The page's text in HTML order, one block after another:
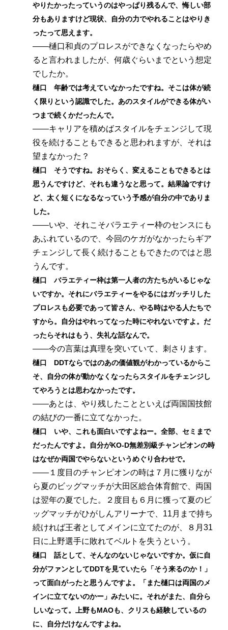
やりたかったっていうのはやっぱり残るんで、悔しい部
分もありますけど現状、自分の力でやれることはやりき
ったって思えます。
――樋口和貞のプロレスができなくなったらやめ
ると言われましたが、何歳ぐらいまでという想定
でしたか。
樋口 年齢では考えていなかったですね。そこは体が続
く限りという認識でした。あのスタイルができる体がい
つまで続くかだったんで。
――キャリアを積めばスタイルをチェンジして現
役を続けることもできると思われますが、それは
望まなかった？
樋口 そうですね。おそらく、変えることもできるとは
思うんですけど、それも違うなと思って。結果論ですけ
ど、太く短くになるなっていう予感が自分の中でありま
した。
――いや、それこそバラエティー枠のセンスにも
あふれているので、今回のケガがなかったらギア
チェンジして長く続けることもできたのではと思
うんです。
樋口 バラエティー枠は第一人者の方たちがいるじゃな
いですか。それにバラエティーをやるにはガッチリした
プロレスも必要であって皆さん、やる時はやる人たちで
すから。自分はやれってなった時にやれないですよ。だ
ったらそれはもう、失礼な話なんで。
――今の言葉は真理を突いていて、刺さります。
樋口 DDTならではのあの価値観がわかっているからこ
そ、自分の体が動かなくなったらスタイルをチェンジし
てやろうとは思わなかったです。
――あとは、やり残したことといえば両国国技館
の結びの一番に立てなかった。
樋口 いや、これも面白いですよねー。全部、セミまで
だったんですよ。自分がKO-D無差別級チャンピオンの時
はなぜか両国でやらないというめぐり合わせで。
――１度目のチャンピオンの時は７月に獲りなが
ら夏のビッグマッチが大田区総合体育館で、両国
は翌年の夏でした。２度目も６月に獲って夏のビ
ッグマッチがひがしんアリーナで、11月まで持ち
続ければ王者としてメインに立てたのが、８月31
日に上野選手に敗れてベルトを失うという。
樋口 話として、そんなのないじゃないですか。仮に自
分がファンとしてDDTを見ていたら「そう来るのか！」
って面白がったと思うんですよ。「また樋口は両国のメ
インに立てないのかー」みたいに。それがまた、自分ら
しいなって。上野もMAOも、クリスも経験しているの
に、自分だけなんですよね。